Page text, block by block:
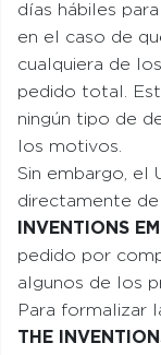
días hábiles
en el caso de
cualquiera de
pedido total.
ningún tipo de
los motivos.
Sin embargo, el
directamente
INVENTIONS
pedido por
algunos de los
Para formalizar
THE